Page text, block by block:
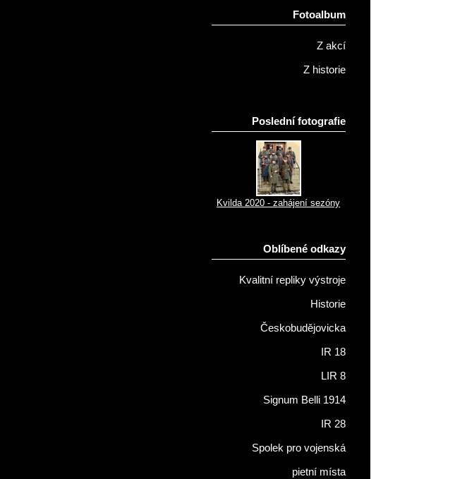
Fotoalbum
Z akcí
Z historie
Poslední fotografie
Kvilda 2020 - zahájení sezóny
Oblíbené odkazy
Kvalitní repliky výstroje
Historie
Českobudějovicka
IR 18
LIR 8
Signum Belli 1914
IR 28
Spolek pro vojenská
pietní místa